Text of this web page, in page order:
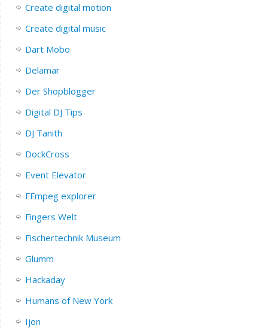
Create digital motion
Create digital music
Dart Mobo
Delamar
Der Shopblogger
Digital DJ Tips
DJ Tanith
DockCross
Event Elevator
FFmpeg explorer
Fingers Welt
Fischertechnik Museum
Glumm
Hackaday
Humans of New York
Ijon